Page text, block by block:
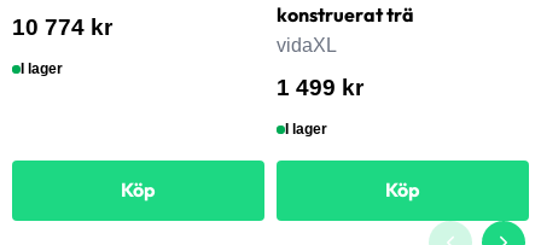
10 774 kr
I lager
Köp
konstruerat trä
vidaXL
1 499 kr
I lager
Köp